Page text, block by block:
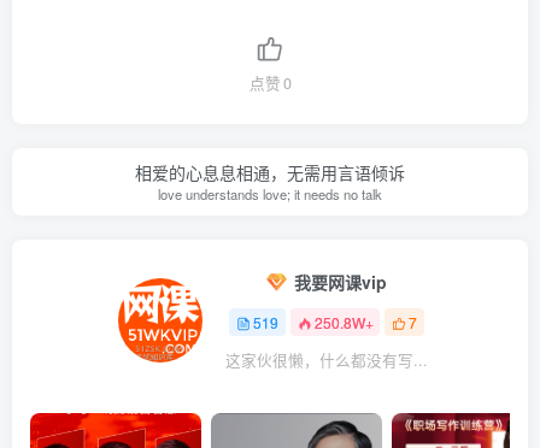
点赞0
相爱的心息息相通，无需用言语倾诉
love understands love; it needs no talk
我要网课vip
519 250.8W+ 7
这家伙很懒，什么都没有写...